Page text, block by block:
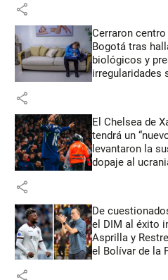
share
Cerraron
Bogotá tras
biológicos y
irregularidades
share
El Chelsea de
tendrá un
levantaron la
dopaje al
share
De
el DIM al éxito
Asprilla y
el Bolívar de la
share